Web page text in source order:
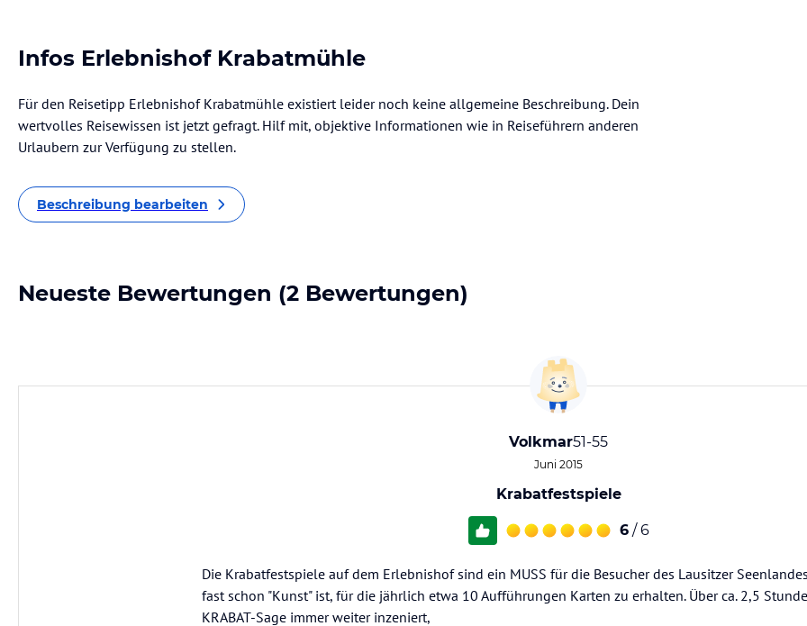
Infos Erlebnishof Krabatmühle
Für den Reisetipp Erlebnishof Krabatmühle existiert leider noch keine allgemeine Beschreibung. Dein
wertvolles Reisewissen ist jetzt gefragt. Hilf mit, objektive Informationen wie in Reiseführern anderen
Urlaubern zur Verfügung zu stellen.
Beschreibung bearbeiten
Neueste Bewertungen (2 Bewertungen)
Volkmar51-55
Juni 2015
Krabatfestspiele
6 / 6
Die Krabatfestspiele auf dem Erlebnishof sind ein MUSS für die Besucher des Lausitzer
fast schon "Kunst" ist, für die jährlich etwa 10 Aufführungen Karten zu erhalten. Über ca. 2,5
KRABAT-Sage immer weiter inzeniert,